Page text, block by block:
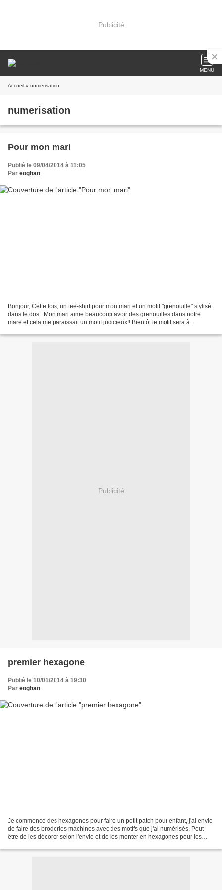
Publicité
MENU
Accueil » numerisation
numerisation
Pour mon mari
Publié le 09/04/2014 à 11:05
Par eoghan
Bonjour, Cette fois, un tee-shirt pour mon mari et un motif "grenouille" stylisé
dans le dos : Mon mari aime beaucoup avoir des grenouilles dans notre
mare et cela me paraissait un motif judicieux!! Bientôt le motif sera à
Publicité
premier hexagone
Publié le 10/01/2014 à 19:30
Par eoghan
Je commence des hexagones pour faire un petit patch pour enfant, j'ai envie
de faire des broderies machines avec des motifs que j'ai numérisés. Peut
être de les décorer selon l'envie et de les monter en hexagones pour les